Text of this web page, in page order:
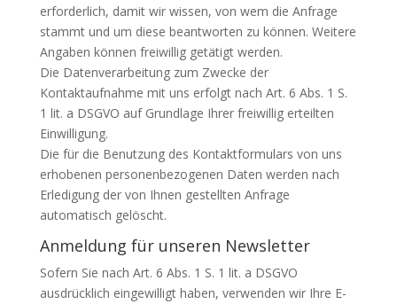
erforderlich, damit wir wissen, von wem die Anfrage
stammt und um diese beantworten zu können. Weitere
Angaben können freiwillig getätigt werden.
Die Datenverarbeitung zum Zwecke der
Kontaktaufnahme mit uns erfolgt nach Art. 6 Abs. 1 S.
1 lit. a DSGVO auf Grundlage Ihrer freiwillig erteilten
Einwilligung.
Die für die Benutzung des Kontaktformulars von uns
erhobenen personen­bezogenen Daten werden nach
Erledigung der von Ihnen gestellten Anfrage
automatisch gelöscht.
Anmeldung für unseren Newsletter
Sofern Sie nach Art. 6 Abs. 1 S. 1 lit. a DSGVO
ausdrücklich eingewilligt haben, verwenden wir Ihre E-